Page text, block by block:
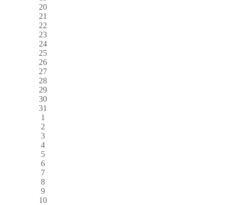
20
21
22
23
24
25
26
27
28
29
30
31
1
2
3
4
5
6
7
8
9
10